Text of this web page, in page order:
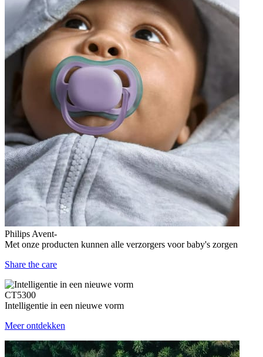
Philips Avent-
Met onze producten kunnen alle verzorgers voor baby's zorgen
Share the care
CT5300
Intelligentie in een nieuwe vorm
Meer ontdekken